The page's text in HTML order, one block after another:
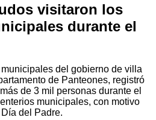
visitaron los
durante el
del gobierno de villa
de Panteones, registró
de 3 mil personas durante el
municipales, con motivo
del Padre.